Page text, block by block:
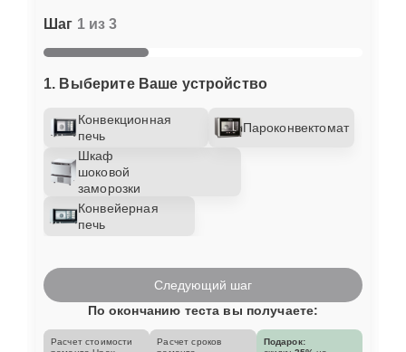
Шаг 1 из 3
1. Выберите Ваше устройство
Конвекционная
печь
Пароконвектомат
Шкаф
шоковой
заморозки
Конвейерная
печь
Следующий шаг
По окончанию теста вы получаете:
Расчет стоимости
Расчет сроков
Подарок: